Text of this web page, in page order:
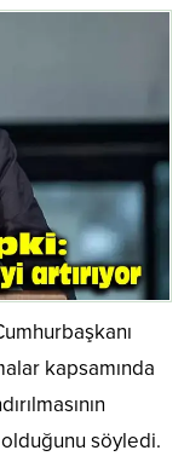
kapsamında
söyledi.